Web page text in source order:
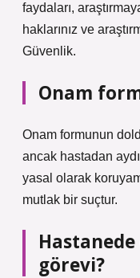
faydaları,
haklarınız ve
Güvenlik.
Onam
Onam formunun
ancak hastadan
yasal olarak
mutlak bir suçtur.
görevi?